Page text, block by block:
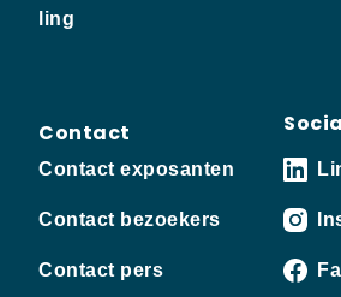
ling
Contact
Contact exposanten
Contact bezoekers
Contact pers